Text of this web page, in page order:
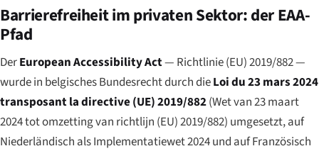
Barrierefreiheit im privaten Sektor: der EAA-
Pfad
DerEuropean Accessibility Act— Richtlinie (EU) 2019/882 —
wurde in belgisches Bundesrecht durch dieLoi du 23 mars 2024
transposant la directive (UE) 2019/882(Wet van 23 maart
2024 tot omzetting van richtlijn (EU) 2019/882) umgesetzt, auf
Niederländisch alsImplementatiewet 2024und auf Französisch